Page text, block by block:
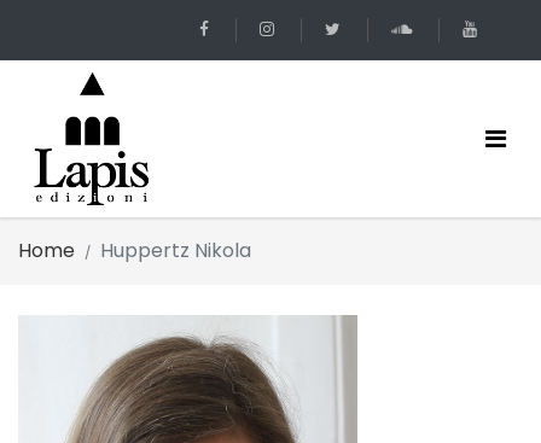
Home Huppertz Nikola